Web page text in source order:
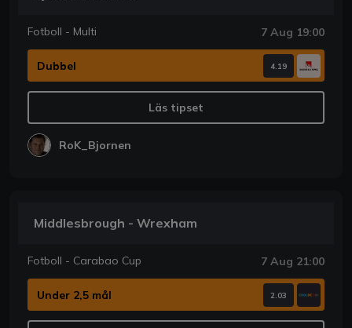
Fotboll - Multi 7 Aug 19:00
Dubbel 4.19
Läs tipset
RoK_Bjornen
Middlesbrough - Wrexham
Fotboll - Carabao Cup 7 Aug 21:00
Under 2,5 mål 2.03